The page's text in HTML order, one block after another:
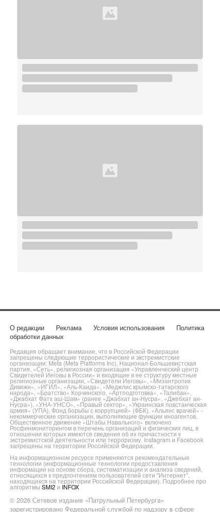
О редакции Реклама Условия использования
Политика
обработки данных
Редакция обращает внимание, что в Российской Федерации
запрещены следующие террористические и экстремистские
организации: Meta (Meta Platforms Inc), Национал-Большевистская
партия, «Сеть», религиозная организация «Управленческий центр
Свидетелей Иеговы в России» и входящие в ее структуру местные
религиозные организации, «Свидетели Иеговы», «Мизантропик
Дивижн», «ИГИЛ», «Аль-Каида», «Меджлис крымско-татарского
народа», «Братство» Корчинского, «Артподготовка», «Талибан»,
«Джабхат Фатх аш-Шам» (ранее «Джабхат ан-Нусра», «Джебхат ан-
Нусра»), «УНА-УНСО», «Правый сектор», «Украинская повстанческая
армия» (УПА). Фонд борьбы с коррупцией» (ФБК), «Альянс врачей» -
некоммерческие организации, выполняющие функции иноагентов.
Общественное движение «Штабы Навального» включено
Росфинмониторингом в перечень организаций и физических лиц, в
отношении которых имеются сведения об их причастности к
экстремистской деятельности или терроризму. Instagram и Facebook
запрещены на территории Российской Федерации.
На информационном ресурсе применяются рекомендательные
технологии (информационные технологии предоставления
информации на основе сбора, систематизации и анализа сведений,
относящихся к предпочтениям пользователей сети "Интернет",
находящихся на территории Российской Федерации). Подробнее про
алгоритмы SMI2 и INFOX
© 2026 Сетевое издание «Патрульный Петербурга»
зарегистрировано Федеральной службой по надзору в сфере